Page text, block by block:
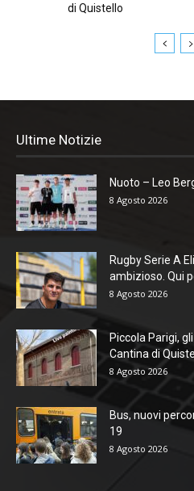
di Quistello
Ultime Notizie
Nuoto – Leo
8 Agosto 2026
Rugby Serie A
ambizioso. Qui
8 Agosto 2026
Piccola Parigi,
Cantina di
8 Agosto 2026
Bus, nuovi
19
8 Agosto 2026